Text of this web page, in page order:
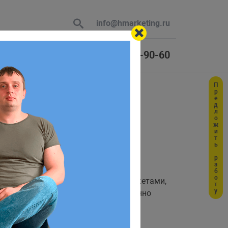
info@hmarketing.ru
+7 (925) 464-90-60
перед обычными
пакетами,
что его программа получает именно
ответ
с учетом
Предложить работу